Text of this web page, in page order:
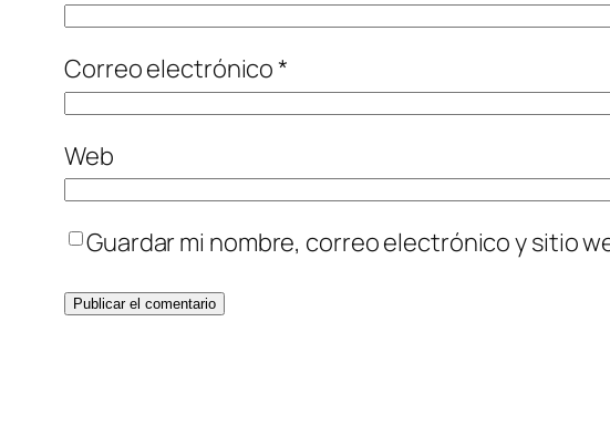
Correo electrónico*
Web
Guardar mi nombre, correo electrónico y sitio